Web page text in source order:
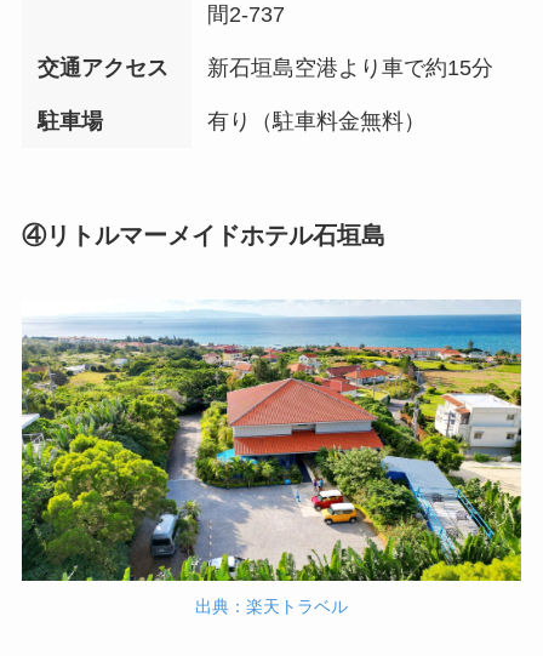
間2-737
交通アクセス 新石垣島空港より車で約15分
駐車場 有り（駐車料金無料）
④リトルマーメイドホテル石垣島
出典：楽天トラベル